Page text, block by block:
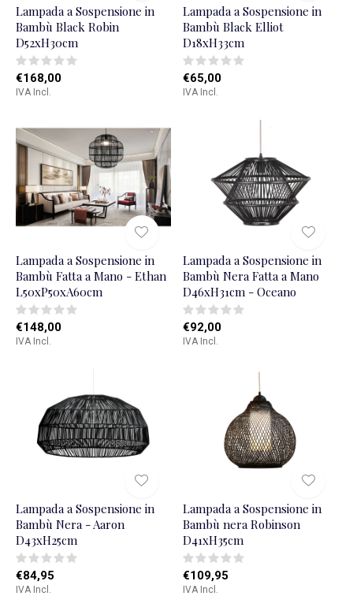
Lampada a Sospensione in
Bambù Black Robin
D52xH30cm
€168,00
IVA Incl.
Lampada a Sospensione in
Bambù Black Elliot
D18xH33cm
€65,00
IVA Incl.
Lampada a Sospensione in
Bambù Fatta a Mano - Ethan
L50xP50xA60cm
€148,00
IVA Incl.
Lampada a Sospensione in
Bambù Nera Fatta a Mano
D46xH31cm - Oceano
€92,00
IVA Incl.
Lampada a Sospensione in
Bambù Nera - Aaron
D43xH25cm
€84,95
IVA Incl.
Lampada a Sospensione in
Bambù nera Robinson
D41xH35cm
€109,95
IVA Incl.